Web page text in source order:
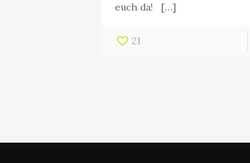
euch da! […]
21